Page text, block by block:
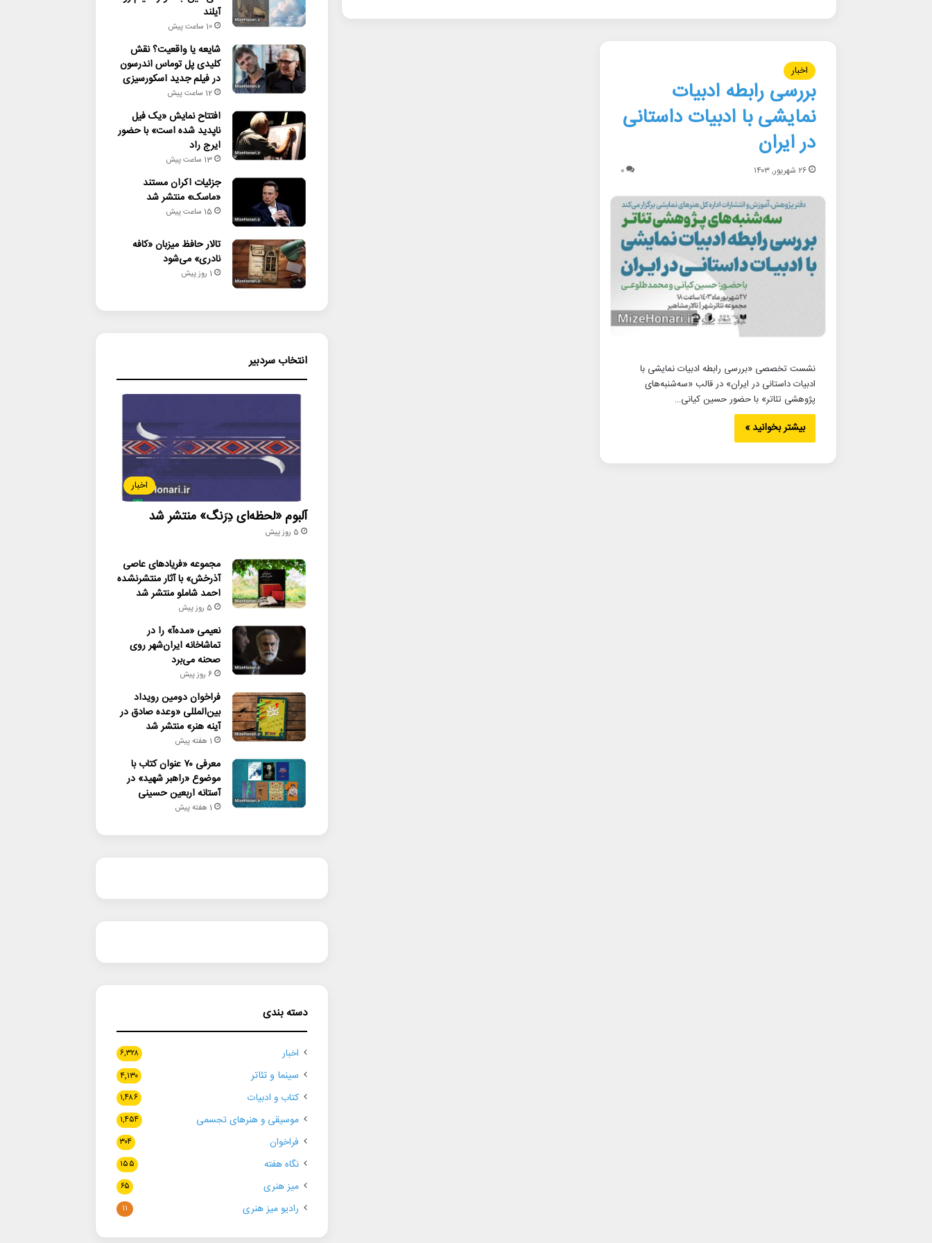
اخبار
بررسی رابطه ادبیات
نمایشی با ادبیات داستانی
در ایران
۲۶ شهریور, ۱۴۰۳ ۰
نشست تخصصی «بررسی رابطه ادبیات نمایشی با
ادبیات داستانی در ایران» در قالب «سه‌شنبه‌های
پژوهشی تئاتر» با حضور حسین کیانی…
بیشتر بخوانید »
آیلند
10 ساعت پیش
شایعه یا واقعیت؟ نقش
کلیدی پل توماس اندرسون
در فیلم جدید اسکورسیزی
12 ساعت پیش
افتتاح نمایش «یک فیل
ناپدید شده است» با حضور
ایرج راد
13 ساعت پیش
جزئیات اکران مستند
«ماسک» منتشر شد
15 ساعت پیش
تالار حافظ میزبان «کافه
نادری» می‌شود
1 روز پیش
انتخاب سردبیر
اخبار
آلبوم «لحظه‌ای دِرَنگ» منتشر شد
5 روز پیش
مجموعه «فریادهای عاصی
آذرخش» با آثار منتشرنشده
احمد شاملو منتشر شد
5 روز پیش
نعیمی «مده‌آ» را در
تماشاخانه ایران‌شهر روی
صحنه می‌برد
6 روز پیش
فراخوان دومین رویداد
بین‌المللی «وعده صادق در
آینه هنر» منتشر شد
1 هفته پیش
معرفی ۷۰ عنوان کتاب با
موضوع «راهبر شهید» در
آستانه اربعین حسینی
1 هفته پیش
دسته بندی
اخبار ۶,۳۲۸
سینما و تئاتر ۴,۱۳۰
کتاب و ادبیات ۱,۴۸۶
موسیقی و هنرهای تجسمی ۱,۴۵۴
فراخوان ۳۰۴
نگاه هفته ۱۵۵
میز هنری ۶۵
رادیو میز هنری ۱۱